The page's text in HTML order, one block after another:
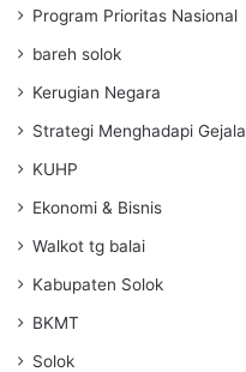
Program Prioritas Nasional
bareh solok
Kerugian Negara
Strategi Menghadapi Gejala
KUHP
Ekonomi & Bisnis
Walkot tg balai
Kabupaten Solok
BKMT
Solok